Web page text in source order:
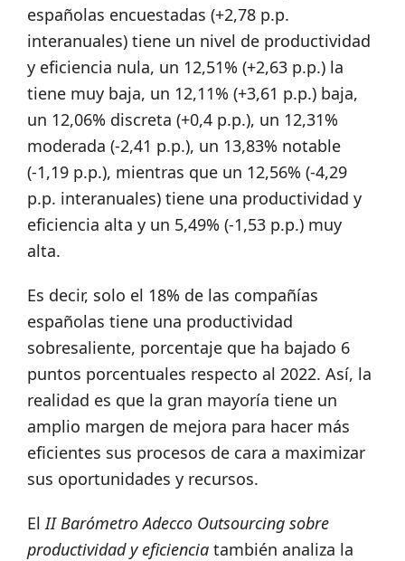
españolas encuestadas (+2,78 p.p.
interanuales) tiene un nivel de productividad
y eficiencia nula, un 12,51% (+2,63 p.p.) la
tiene muy baja, un 12,11% (+3,61 p.p.) baja,
un 12,06% discreta (+0,4 p.p.), un 12,31%
moderada (-2,41 p.p.), un 13,83% notable
(-1,19 p.p.), mientras que un 12,56% (-4,29
p.p. interanuales) tiene una productividad y
eficiencia alta y un 5,49% (-1,53 p.p.) muy
alta.
Es decir, solo el 18% de las compañías
españolas tiene una productividad
sobresaliente, porcentaje que ha bajado 6
puntos porcentuales respecto al 2022. Así, la
realidad es que la gran mayoría tiene un
amplio margen de mejora para hacer más
eficientes sus procesos de cara a maximizar
sus oportunidades y recursos.
El II Barómetro Adecco Outsourcing sobre
productividad y eficiencia también analiza la